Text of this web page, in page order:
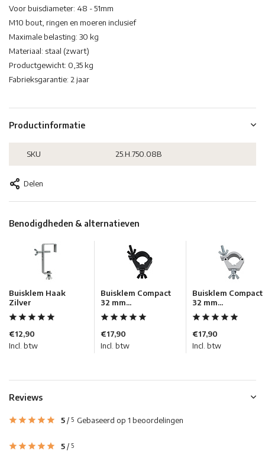
Voor buisdiameter: 48 - 51mm
M10 bout, ringen en moeren inclusief
Maximale belasting: 30 kg
Materiaal: staal (zwart)
Productgewicht: 0,35 kg
Fabrieksgarantie: 2 jaar
Productinformatie
SKU 25.H.750.08B
Delen
Benodigdheden & alternatieven
Buisklem Haak
Zilver
€12,90
Incl. btw
Buisklem Compact
32 mm...
€17,90
Incl. btw
Buisklem Compact
32 mm...
€17,90
Incl. btw
Reviews
5/ 5 Gebaseerd op 1 beoordelingen
5/ 5